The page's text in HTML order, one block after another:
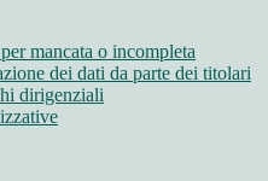
mancata o incompleta
dei dati da parte dei titolari
dirigenziali